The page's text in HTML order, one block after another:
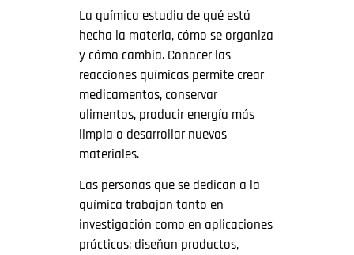
La química estudia de qué está
hecha la materia, cómo se organiza
y cómo cambia. Conocer las
reacciones químicas permite crear
medicamentos, conservar
alimentos, producir energía más
limpia o desarrollar nuevos
materiales.
Las personas que se dedican a la
química trabajan tanto en
investigación como en aplicaciones
prácticas: diseñan productos,